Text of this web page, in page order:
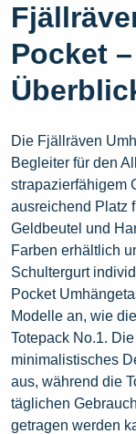
Pocket
Die Fjällräven
Begleiter für den
strapazierfähigem
ausreichend Platz
Geldbeutel und
Farben erhältlich
Schultergurt
Pocket
Modelle an, wie
Totepack No.1.
minimalistisches
aus, während die
täglichen
getragen werden